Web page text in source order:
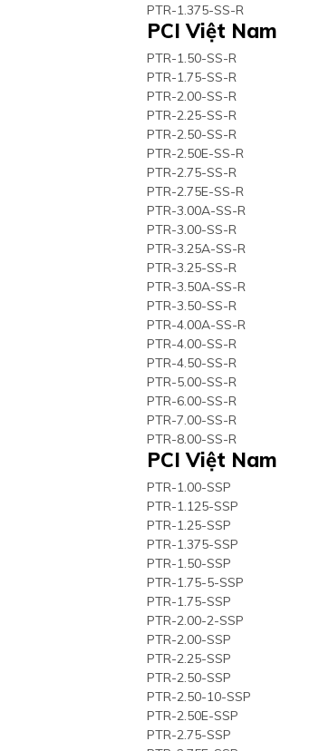
PTR-1.375-SS-R
PCI Việt Nam
PTR-1.50-SS-R
PTR-1.75-SS-R
PTR-2.00-SS-R
PTR-2.25-SS-R
PTR-2.50-SS-R
PTR-2.50E-SS-R
PTR-2.75-SS-R
PTR-2.75E-SS-R
PTR-3.00A-SS-R
PTR-3.00-SS-R
PTR-3.25A-SS-R
PTR-3.25-SS-R
PTR-3.50A-SS-R
PTR-3.50-SS-R
PTR-4.00A-SS-R
PTR-4.00-SS-R
PTR-4.50-SS-R
PTR-5.00-SS-R
PTR-6.00-SS-R
PTR-7.00-SS-R
PTR-8.00-SS-R
PCI Việt Nam
PTR-1.00-SSP
PTR-1.125-SSP
PTR-1.25-SSP
PTR-1.375-SSP
PTR-1.50-SSP
PTR-1.75-5-SSP
PTR-1.75-SSP
PTR-2.00-2-SSP
PTR-2.00-SSP
PTR-2.25-SSP
PTR-2.50-SSP
PTR-2.50-10-SSP
PTR-2.50E-SSP
PTR-2.75-SSP